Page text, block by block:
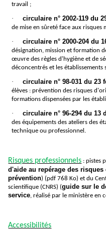
travail ;
· circulaire n° 2002-119 du
de mise en sûreté face aux risques
· circulaire n° 2000-204 du
désignation, mission et formation
œuvre des règles d'hygiène et de
déconcentrés et les établissements
· circulaire n° 98-031 du 23
élèves : prévention des risques
formations dispensées par les
· circulaire n° 96-294 du 13
des équipements des ateliers des
technique ou professionnel.
Risques professionnels : pistes
d'aide au repérage des
prévention) (pdf 768 Ko) et du
scientifique (CNRS) (guide sur le
service, réalisé par le ministère en
Accessibilités